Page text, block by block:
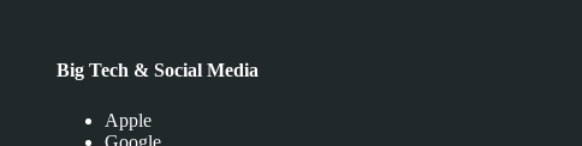
Big Tech & Social Media
Apple
Google